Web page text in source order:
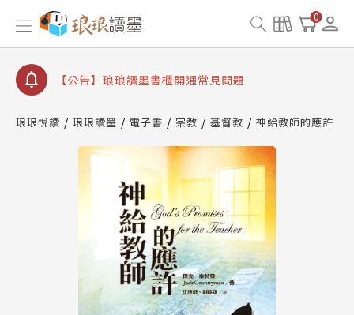
0
【公告】因 Readmoo 讀墨系統維護中，本站同步暫
停部分閱讀服務
【公告】琅琅讀墨數位閱讀資產合併與書櫃開通申請
【公告】琅琅讀墨書櫃開通常見問題
請圖文教學
查詢
【公告】因 Readmoo 讀墨系統維護中，本站同步暫
停部分閱讀服務
琅琅悅讀 琅琅讀墨 電子書 宗教 基督教 神給教師的應許